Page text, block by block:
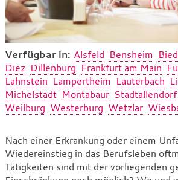
Verfügbar in: Alsfeld Bensheim
Diez Dillenburg Frankfurt am Main
Lahnstein Lampertheim Lauterbach
Michelstadt Montabaur Stadtallendorf
Weilburg Westerburg Wetzlar
JobClub
Reha
Nach einer Erkrankung oder einem
Wiedereinstieg in das Berufsleben
Tätigkeiten sind mit der vorliegenden